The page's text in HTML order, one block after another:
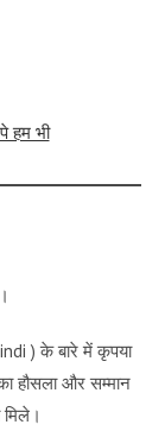
हम भी
) के बारे में कृपया
हौसला और सम्मान